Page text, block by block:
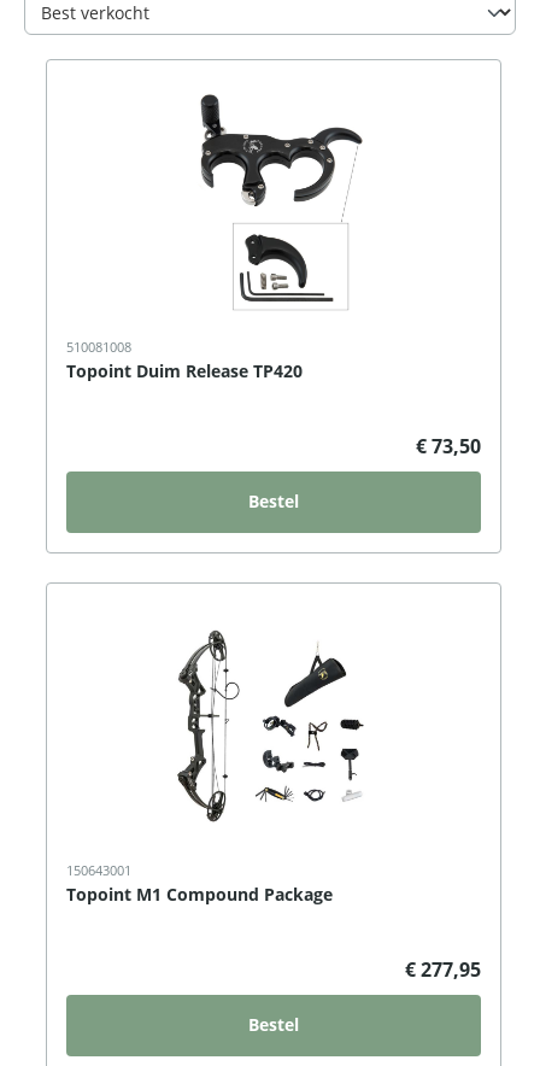
510081008
Topoint Duim Release TP420
€ 73,50
Bestel
150643001
Topoint M1 Compound Package
€ 277,95
Bestel